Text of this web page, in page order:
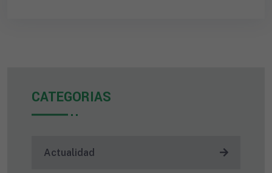
CATEGORIAS
Actualidad